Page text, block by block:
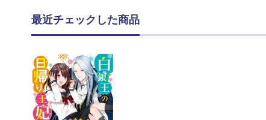
最近チェックした商品